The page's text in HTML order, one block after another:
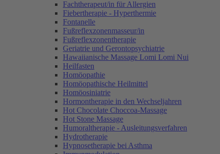
Fachtherapeut/in für Allergien
Fiebertherapie - Hyperthermie
Fontanelle
Fußreflexzonenmasseur/in
Fußreflexzonentherapie
Geriatrie und Gerontopsychiatrie
Hawaiianische Massage Lomi Lomi Nui
Heilfasten
Homöopathie
Homöopathische Heilmittel
Homöosiniatrie
Hormontherapie in den Wechseljahren
Hot Chocolate Choccoa-Massage
Hot Stone Massage
Humoraltherapie - Ausleitungsverfahren
Hydrotherapie
Hypnosetherapie bei Asthma